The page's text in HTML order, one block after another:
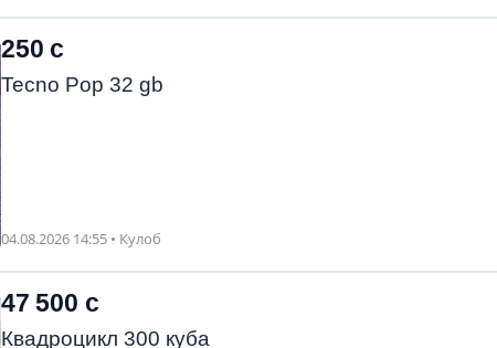
250 с
Tecno Pop 32 gb
04.08.2026 14:55 • Кулоб
47 500 с
Квадроцикл 300 куба